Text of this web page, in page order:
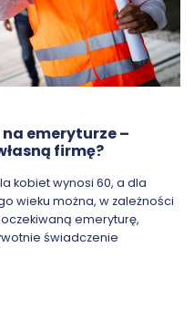
emeryturze –
firmę?
kobiet wynosi 60, a dla
wieku można, w zależności
emeryturę,
świadczenie